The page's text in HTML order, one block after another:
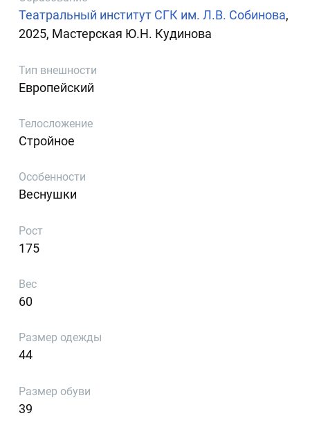
Театральный институт СГК им. Л.В. Собинова,
2025, Мастерская Ю.Н. Кудинова
Тип внешности
Европейский
Телосложение
Стройное
Особенности
Веснушки
Рост
175
Вес
60
Размер одежды
44
Размер обуви
39